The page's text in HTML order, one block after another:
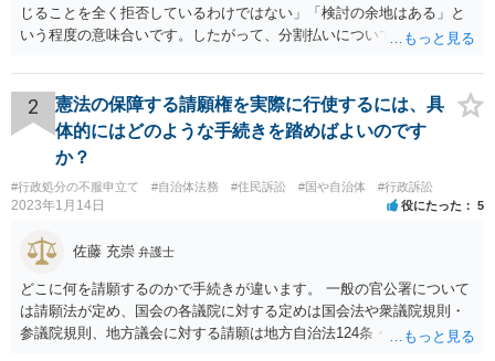
じることを全く拒否しているわけではない」「検討の余地はある」と
いう程度の意味合いです。したがって、分割払いについて、直ちに拒
「吝かではない」と言われたからといって、分割案に合意したという
意味ではありません。相手方司法書士の発言も、「分割案を検討する
余地はあるが、正式な回答は相手方本人と協議したうえで行う」とい
う趣旨と捉えるのが自然だと思われます。 司法書士が窓口になってい
るのであれば、今後は、相手方本人に直接連絡するのではなく、司法
書士を通じてやり取りする方が適切な対応となります。直接交渉を続
けると、「勝手に話を進めた」と受け取られ、かえって交渉がこじれ
る可能性があります。対応としては、分割払いを希望する理由、頭金
の有無、毎月の支払額、支払日、遅れた場合の扱いなどを整理し、書
2
憲法の保障する請願権を実際に行使するには、具
体的にはどのような手続きを踏めばよいのです
か？
#行政処分の不服申立て #自治体法務 #住民訴訟 #国や自治体 #行政訴訟
2023年1月14日 役にたった 5
佐藤 充崇 弁護士
どこに何を請願するのかで手続きが違います。 一般の官公署について
は請願法が定め、国会の各議院に対する定めは国会法や衆議院規則・
参議院規則、地方議会に対する請願は地方自治法124条・125条が定め